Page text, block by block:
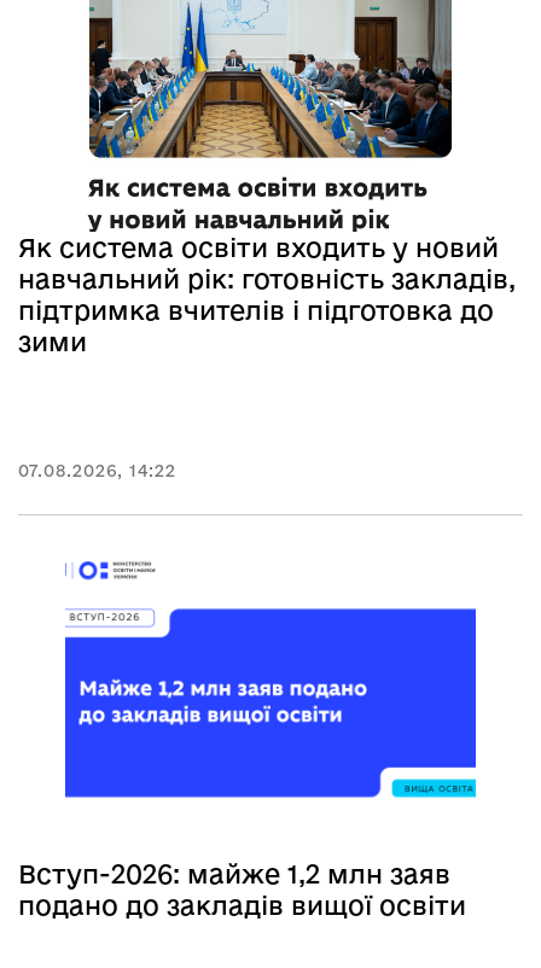
Як система освіти входить у новий
навчальний рік: готовність закладів,
підтримка вчителів і підготовка до
зими
07.08.2026, 14:22
Вступ-2026: майже 1,2 млн заяв
подано до закладів вищої освіти